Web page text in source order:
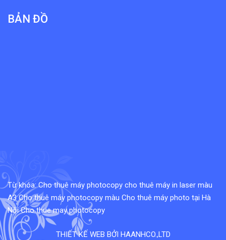
BẢN ĐỒ
Từ khóa:Cho thuê máy photocopy cho thuê máy in laser màu
A3 Cho thuê máy photocopy màu Cho thuê máy photo tại Hà
Nội Cho thue may photocopy
THIẾT KẾ WEB BỞI HAANHCO.,LTD